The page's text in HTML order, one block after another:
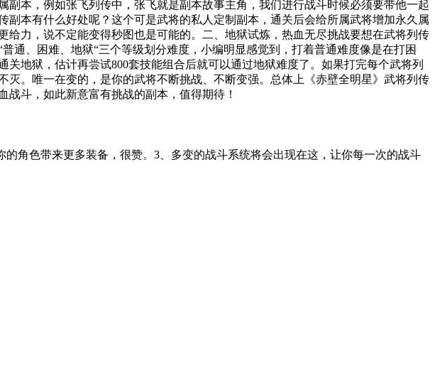
本，例如张飞列传中，张飞就是副本故事主角，我们进行战斗时候必须要带他一起
本有什么好处呢？这个可是武将的私人定制副本，通关后会给所属武将增加永久属
力，说不定能变得秒图也是可能的。二、地狱试炼，热血无尽挑战要想在武将列传
通、困难、地狱“三个等级划分难度，小编明显感觉到，打着普通难度像是在打困
地狱，估计再尝试800套技能组合后就可以通过地狱难度了。如果打完每个武将列
。唯一在变的，是你的武将不断挑战、不断变强。总体上《赤壁全明星》武将列传
斗，如此新意富有挑战的副本，值得期待！
角色带来更多装备，很赞。3、多变的战斗系统将会出现在这，让你每一次的战斗